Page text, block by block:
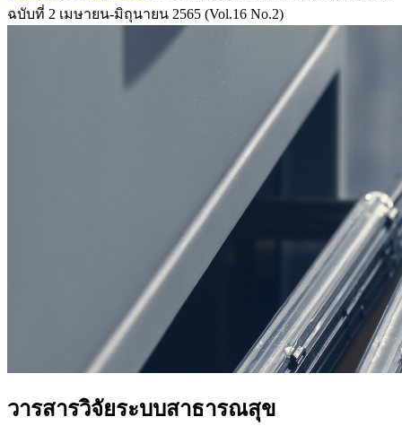
ฉบับที่ 2 เมษายน-มิถุนายน 2565 (Vol.16 No.2)
วารสารวิจัยระบบสาธารณสุข